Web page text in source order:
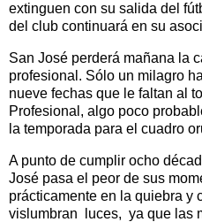
extinguen con su salida del
del club continuará en su
San José perderá mañana la
profesional. Sólo un milagro
nueve fechas que le faltan al
Profesional, algo poco
la temporada para el cuadro
A punto de cumplir ocho
José pasa el peor de sus
prácticamente en la quiebra y
vislumbran luces, ya que las